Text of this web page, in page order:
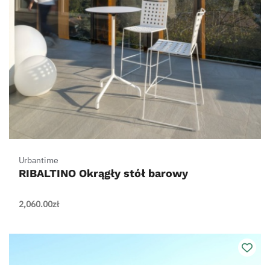
Urbantime
RIBALTINO Okrągły stół barowy
2,060.00zł